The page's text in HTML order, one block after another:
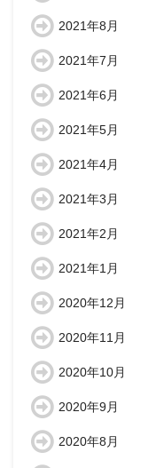
2021年8月
2021年7月
2021年6月
2021年5月
2021年4月
2021年3月
2021年2月
2021年1月
2020年12月
2020年11月
2020年10月
2020年9月
2020年8月